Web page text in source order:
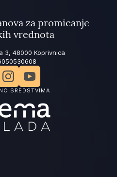
za promicanje
vrednota
3, 48000 Koprivnica
SREDSTVIMA